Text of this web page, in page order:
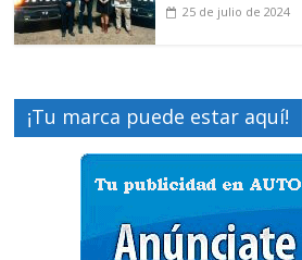
25 de julio de 2024
¡Tu marca puede estar aquí!